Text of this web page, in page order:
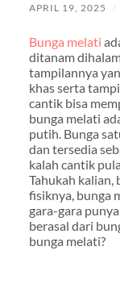
APRIL 19, 2025 /
Bunga melati
ditanam
tampilannya
khas serta
cantik bisa
bunga melati
putih. Bunga
dan tersedia
kalah cantik
Tahukah kalian,
fisiknya, bunga
gara-gara
berasal dari
bunga melati?